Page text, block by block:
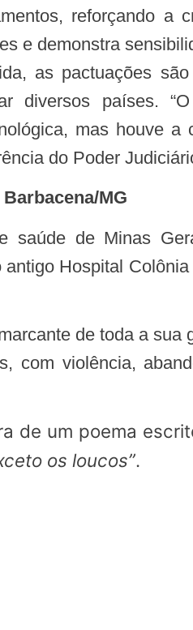
reforçando a
e demonstra
as pactuações
diversos países.
mas houve
do Poder
MG
Hospital
com violência,
de um poema
os loucos”.